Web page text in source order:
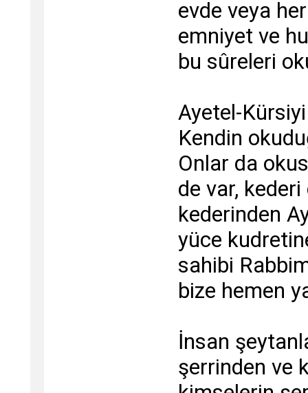
evde veya
emniyet ve
bu sûreleri
Ayetel-
Kendin
Onlar da
de var, kederi
kederinden
yüce
sahibi
bize hemen
İnsan
şerrinden ve